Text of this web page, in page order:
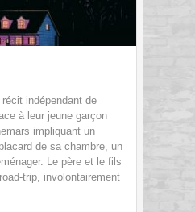
indépendant de
à leur jeune garçon
impliquant un
de sa chambre, un
Le père et le fils
trip, involontairement